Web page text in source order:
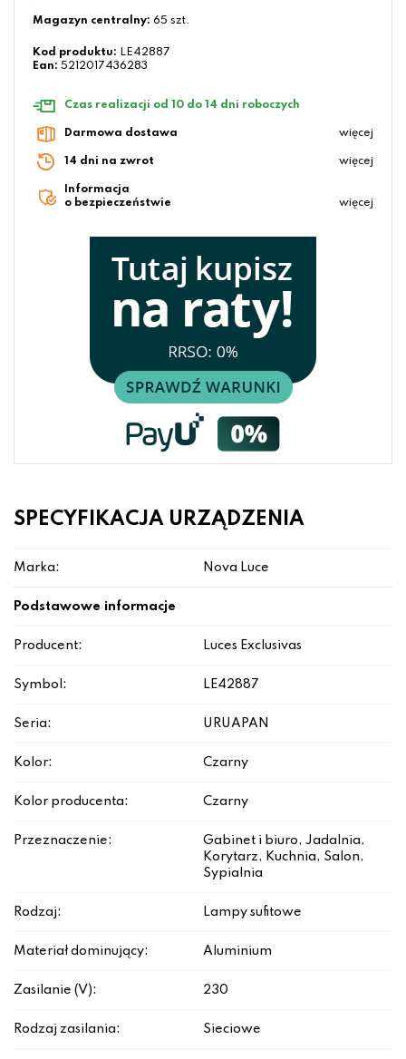
Magazyn centralny: 65 szt.
Kod produktu: LE42887
Ean: 5212017436283
Czas realizacji od 10 do 14 dni roboczych
Darmowa dostawa więcej
14 dni na zwrot więcej
Informacja
o bezpieczeństwie
więcej
SPECYFIKACJA URZĄDZENIA
Marka: Nova Luce
Podstawowe informacje
Producent: Luces Exclusivas
Symbol: LE42887
Seria: URUAPAN
Kolor: Czarny
Kolor producenta: Czarny
Przeznaczenie:
Gabinet i biuro, Jadalnia,
Korytarz, Kuchnia, Salon,
Sypialnia
Rodzaj: Lampy sufitowe
Materiał dominujący: Aluminium
Zasilanie (V): 230
Rodzaj zasilania: Sieciowe